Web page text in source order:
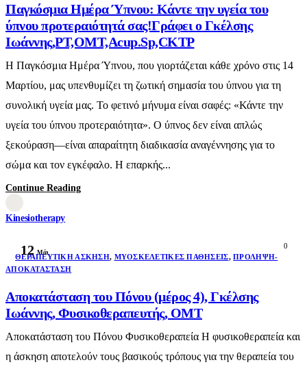
Παγκόσμια Ημέρα Ύπνου: Κάντε την υγεία του
ύπνου προτεραιότητά σας!Γράφει ο Γκέλσης
Ιωάννης,PT,OMT,Acup.Sp,CKTP
Η Παγκόσμια Ημέρα Ύπνου, που γιορτάζεται κάθε χρόνο στις 14
Μαρτίου, μας υπενθυμίζει τη ζωτική σημασία του ύπνου για τη
συνολική υγεία μας. Το φετινό μήνυμα είναι σαφές: «Κάντε την
υγεία του ύπνου προτεραιότητα». Ο ύπνος δεν είναι απλώς
ξεκούραση—είναι απαραίτητη διαδικασία αναγέννησης για το
σώμα και τον εγκέφαλο. Η επαρκής...
Continue Reading
Kinesiotherapy
12 Μάι
0
ΘΕΡΑΠΕΥΤΙΚΉ ΆΣΚΗΣΗ, ΜΥΟΣΚΕΛΕΤΙΚΈΣ ΠΑΘΉΣΕΙΣ,ΠΡΌΛΗΨΗ-
ΑΠΟΚΑΤΆΣΤΑΣΗ
Αποκατάσταση του Πόνου (μέρος 4), Γκέλσης
Ιωάννης, Φυσικοθεραπευτής, ΟΜΤ
Αποκατάσταση του Πόνου Φυσικοθεραπεία Η φυσικοθεραπεία και
η άσκηση αποτελούν τους βασικούς τρόπους για την θεραπεία του